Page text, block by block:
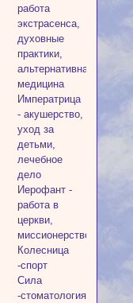
работа
экстрасенса,
духовные
практики,
альтернативная
медицина
Императрица
- акушерство,
уход за
детьми,
лечебное
дело
Иерофант -
работа в
церкви,
миссионерство
Колесница
-спорт
Сила
-стоматология